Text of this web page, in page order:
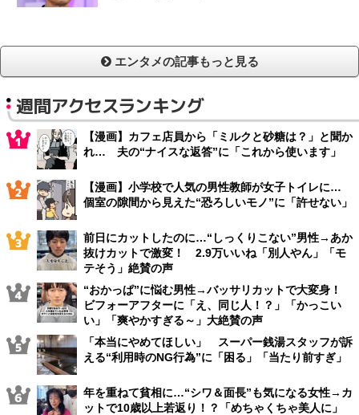
エンタメの記事もっと見る
週間アクセスランキング
【漫画】カフェ店員から「ミルクと砂糖は？」と聞か
れ… 夫の“ナイスな返答”に「これから使います」
【漫画】小学校で人気の男性教師が女子トイレに…
個室の隙間から見えた“恐ろしいモノ”に「許せない」
前日にカットしたのに…“しっくりこない”男性→あか
抜けカットで激変！ 2.9万いいね「別人やん」「モ
テそう」絶賛の声
“おかっぱ”に悩む男性→バッサリカットで大変身！
ビフォーアフターに「え、同じ人！？」「かっこい
い」「爽やかすぎる～」大絶賛の声
「本当にやめてほしい」 スーパー銭湯スタッフが訴
える“利用時のNG行為”に「困る」「当たり前すぎ」
年を重ねて貧相に…“シワ＆面長”も気になる女性→カ
ットで10歳以上若返り！？「めちゃくちゃ美人に」